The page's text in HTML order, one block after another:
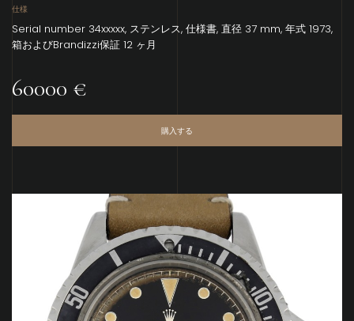
仕様
Serial number 34xxxxx, ステンレス, 仕様書, 直径 37 mm, 年式 1973,
箱およびBrandizzi保証 12 ヶ月
60000 €
購入する